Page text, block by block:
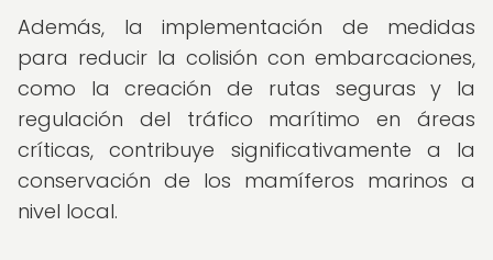
Además, la implementación de medidas
para reducir la colisión con embarcaciones,
como la creación de rutas seguras y la
regulación del tráfico marítimo en áreas
críticas, contribuye significativamente a la
conservación de los mamíferos marinos a
nivel local.